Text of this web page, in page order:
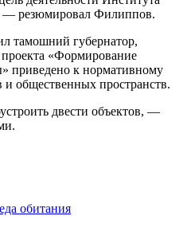
— резюмировал Филиппов.
тамошний губернатор,
«Формирование
приведено к нормативному
общественных пространств.
двести объектов, —
обитания